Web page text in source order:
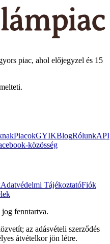
piac, ahol előjegyzel és 15
PiacokGYIKBlogRólunkAPI
közösség
Adatvédelmi TájékoztatóFiók
fenntartva.
az adásvételi szerződés
átvételkor jön létre.